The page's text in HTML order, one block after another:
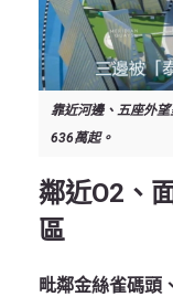
靠近河邊、五座外望
636萬起。
鄰近O2、
區
毗鄰金絲雀碼頭